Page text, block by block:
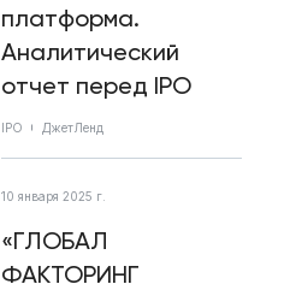
платформа.
Аналитический
отчет перед IPO
IPO ДжетЛенд
10 января 2025 г.
«ГЛОБАЛ
ФАКТОРИНГ